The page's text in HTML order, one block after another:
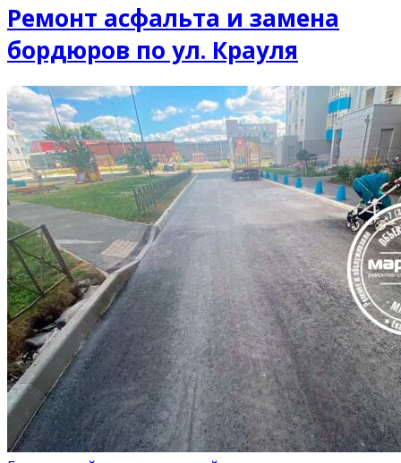
Ремонт асфальта и замена
бордюров по ул. Крауля